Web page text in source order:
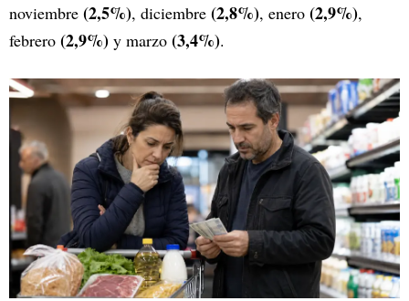
noviembre (2,5%), diciembre (2,8%), enero (2,9%),
febrero (2,9%) y marzo (3,4%).